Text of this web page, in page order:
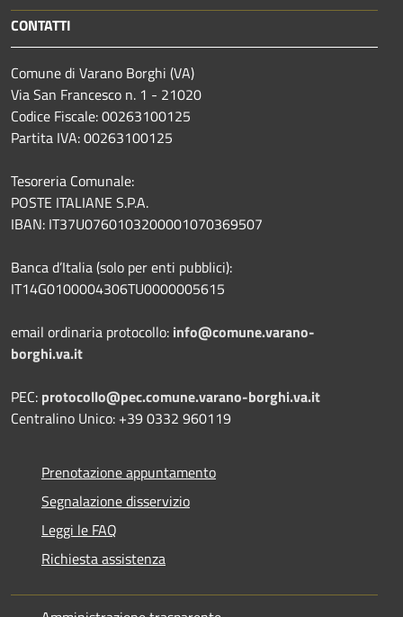
CONTATTI
Comune di Varano Borghi (VA)
Via San Francesco n. 1 - 21020
Codice Fiscale: 00263100125
Partita IVA: 00263100125
Tesoreria Comunale:
POSTE ITALIANE S.P.A.
IBAN: IT37U0760103200001070369507
Banca d’Italia (solo per enti pubblici):
IT14G0100004306TU0000005615
email ordinaria protocollo: info@comune.varano-
borghi.va.it
PEC: protocollo@pec.comune.varano-borghi.va.it
Centralino Unico: +39 0332 960119
Prenotazione appuntamento
Segnalazione disservizio
Leggi le FAQ
Richiesta assistenza